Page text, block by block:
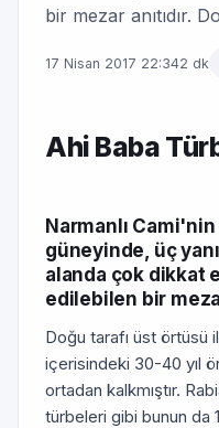
bir mezar anıtıdır.
17 Nisan 2017 22:342 dk
Ahi Baba
Narmanlı
güneyinde, üç
alan­da çok dikkat
edilebilen bir
Doğu tarafı üst örtüsü
içerisindeki 30-40 yıl
ortadan kalkmıştır.
türbeleri gibi bunun da